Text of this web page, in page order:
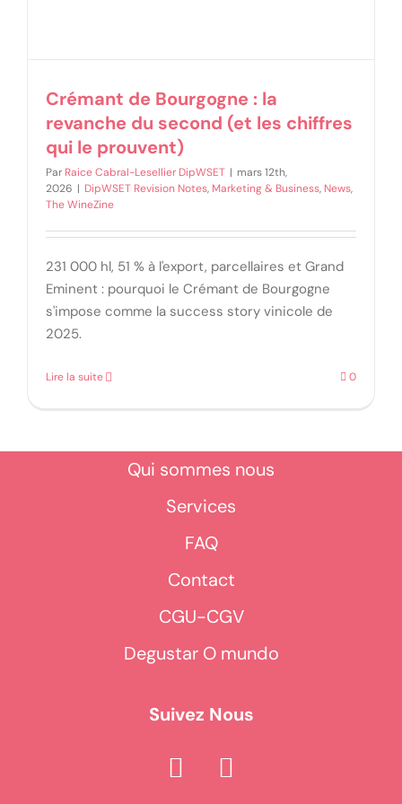
Crémant de Bourgogne : la
revanche du second (et les chiffres
qui le prouvent)
Par Raice Cabral-Lesellier DipWSET | mars 12th,
2026 | DipWSET Revision Notes, Marketing & Business, News,
The WineZine
231 000 hl, 51 % à l'export, parcellaires et Grand
Eminent : pourquoi le Crémant de Bourgogne
s'impose comme la success story vinicole de
2025.
Lire la suite 0
Qui sommes nous
Services
FAQ
Contact
CGU-CGV
Degustar O mundo
Suivez Nous